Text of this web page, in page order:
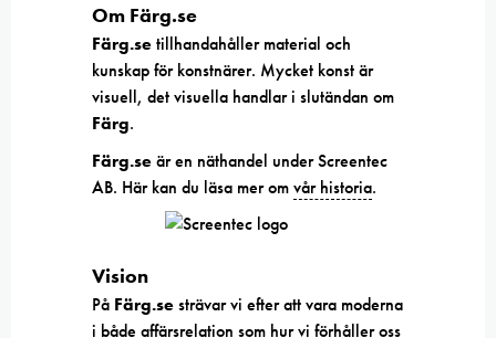
Om Färg.se
Färg.setillhandahåller material och
kunskap för konstnärer. Mycket konst är
visuell, det visuella handlar i slutändan om
Färg.
Färg.seär en näthandel under Screentec
AB. Här kan du läsa mer omvår historia.
Vision
På Färg.sesträvar vi efter att vara moderna
i både affärsrelation som hur vi förhåller oss